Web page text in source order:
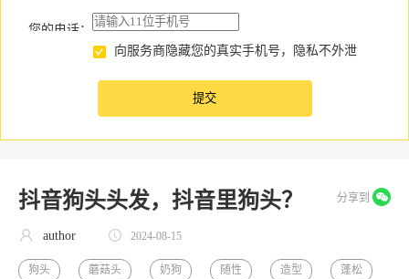
您的电话：
向服务商隐藏您的真实手机号，隐私不外泄
抖音狗头头发，抖音里狗头？ 分享到
author 2024-08-15
狗头 蘑菇头 奶狗 随性 造型 蓬松